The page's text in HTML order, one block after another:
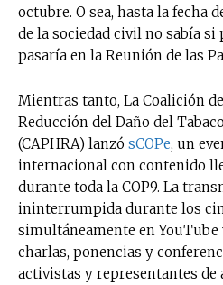
octubre. O sea, hasta la fecha
de la sociedad civil no sabía si
pasaría en la Reunión de las
Mientras tanto, La Coalición
Reducción del Daño del
(CAPHRA) lanzó sCOPe, un
internacional con contenido
durante toda la COP9. La
ininterrumpida durante los
simultáneamente en YouTube
charlas, ponencias y
activistas y representantes de